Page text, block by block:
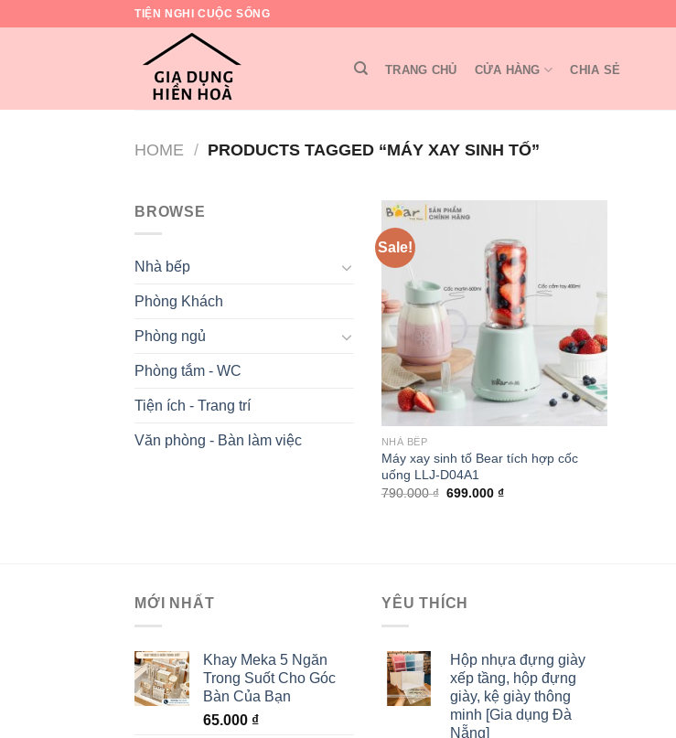
TIỆN NGHI CUỘC SỐNG
TRANG CHỦ CỬA HÀNG CHIA SẺ
HOME / PRODUCTS TAGGED “MÁY XAY SINH TỐ”
BROWSE
Nhà bếp
Phòng Khách
Phòng ngủ
Phòng tắm - WC
Tiện ích - Trang trí
Văn phòng - Bàn làm việc
Sale!
NHÀ BẾP
Máy xay sinh tố Bear tích hợp cốc
uống LLJ-D04A1
790.000₫ 699.000₫
MỚI NHẤT
Khay Meka 5 Ngăn
Trong Suốt Cho Góc
Bàn Của Bạn
65.000 ₫
YÊU THÍCH
Hộp nhựa đựng giày
xếp tầng, hộp đựng
giày, kệ giày thông
minh [Gia dụng Đà
Nẵng]